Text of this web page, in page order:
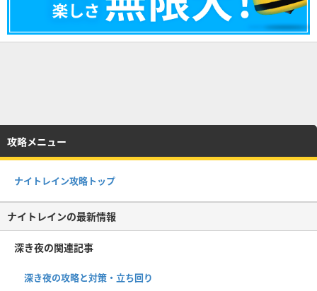
攻略メニュー
ナイトレイン攻略トップ
ナイトレインの最新情報
深き夜の関連記事
深き夜の攻略と対策・立ち回り